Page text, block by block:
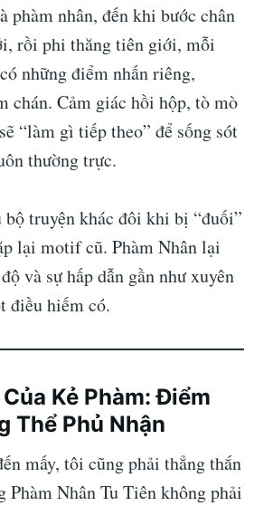
phàm nhân, đến khi bước chân
rồi phi thăng tiên giới, mỗi
những điểm nhấn riêng,
chán. Cảm giác hồi hộp, tò mò
“làm gì tiếp theo” để sống sót
thường trực.
truyện khác đôi khi bị “đuối”
lại motif cũ. Phàm Nhân lại
và sự hấp dẫn gần như xuyên
điều hiếm có.
Của Kẻ Phàm: Điểm
Thể Phủ Nhận
mấy, tôi cũng phải thẳng thắn
Phàm Nhân Tu Tiên không phải